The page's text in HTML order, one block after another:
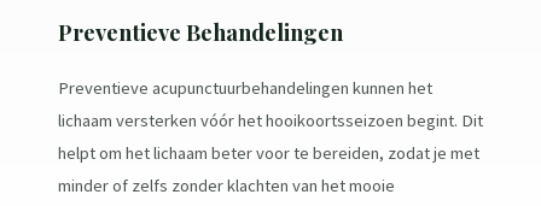
Preventieve Behandelingen
Preventieve acupunctuurbehandelingen kunnen het
lichaam versterken vóór het hooikoortsseizoen begint. Dit
helpt om het lichaam beter voor te bereiden, zodat je met
minder of zelfs zonder klachten van het mooie